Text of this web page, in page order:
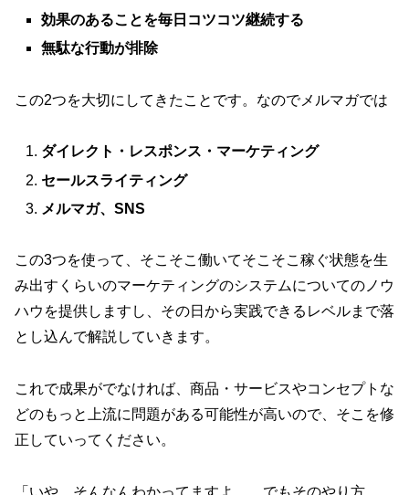
効果のあることを毎日コツコツ継続する
無駄な行動が排除
この2つを大切にしてきたことです。なのでメルマガでは
ダイレクト・レスポンス・マーケティング
セールスライティング
メルマガ、SNS
この3つを使って、そこそこ働いてそこそこ稼ぐ状態を生
み出すくらいのマーケティングのシステムについてのノウ
ハウを提供しますし、その日から実践できるレベルまで落
とし込んで解説していきます。
これで成果がでなければ、商品・サービスやコンセプトな
どのもっと上流に問題がある可能性が高いので、そこを修
正していってください。
「いや、そんなんわかってますよ…。でもそのやり方